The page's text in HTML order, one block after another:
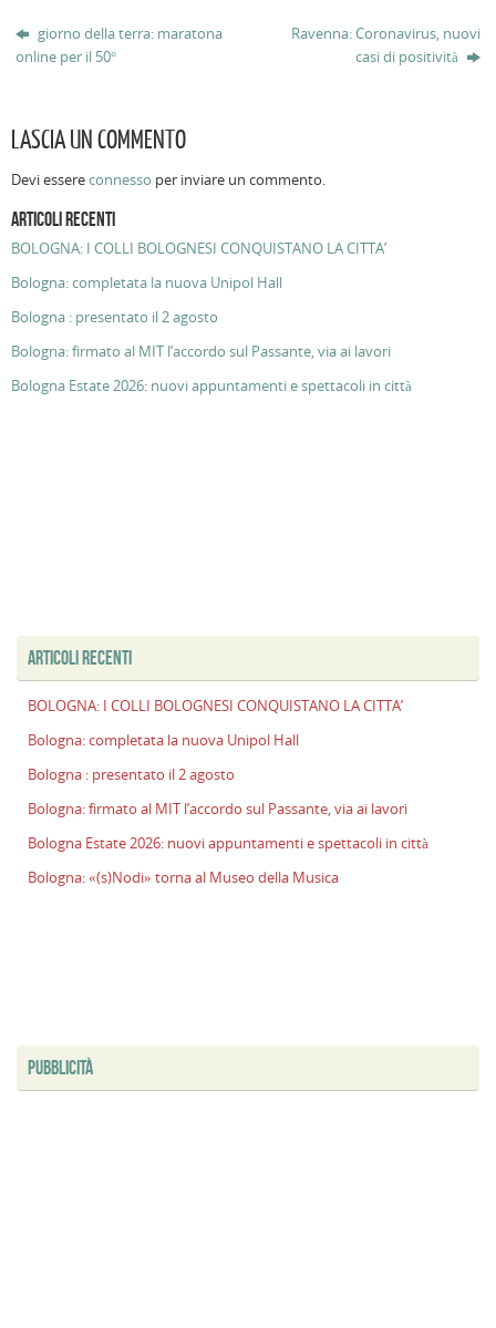
giorno della terra: maratona
online per il 50°
Ravenna: Coronavirus, nuovi
casi di positività
LASCIA UN COMMENTO
Devi essereconnesso per inviare un commento.
ARTICOLI RECENTI
BOLOGNA: I COLLI BOLOGNESI CONQUISTANO LA CITTA’
Bologna: completata la nuova Unipol Hall
Bologna : presentato il 2 agosto
Bologna: firmato al MIT l’accordo sul Passante, via ai lavori
Bologna Estate 2026: nuovi appuntamenti e spettacoli in città
ARTICOLI RECENTI
BOLOGNA: I COLLI BOLOGNESI CONQUISTANO LA CITTA’
Bologna: completata la nuova Unipol Hall
Bologna : presentato il 2 agosto
Bologna: firmato al MIT l’accordo sul Passante, via ai lavori
Bologna Estate 2026: nuovi appuntamenti e spettacoli in città
Bologna: «(s)Nodi» torna al Museo della Musica
PUBBLICITÀ